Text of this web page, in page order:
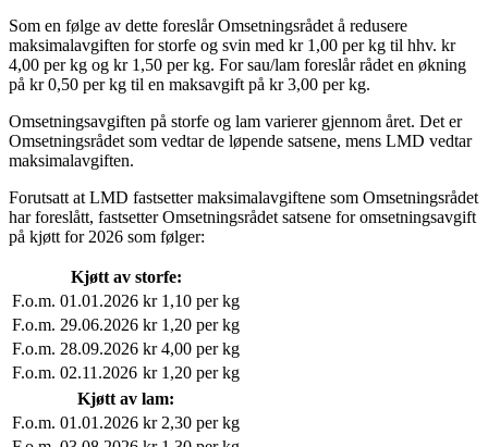
Som en følge av dette foreslår Omsetningsrådet å redusere
maksimalavgiften for storfe og svin med kr 1,00 per kg til hhv. kr
4,00 per kg og kr 1,50 per kg. For sau/lam foreslår rådet en økning
på kr 0,50 per kg til en maksavgift på kr 3,00 per kg.
Omsetningsavgiften på storfe og lam varierer gjennom året. Det er
Omsetningsrådet som vedtar de løpende satsene, mens LMD vedtar
maksimalavgiften.
Forutsatt at LMD fastsetter maksimalavgiftene som Omsetningsrådet
har foreslått, fastsetter Omsetningsrådet satsene for omsetningsavgift
på kjøtt for 2026 som følger:
Kjøtt av storfe:
F.o.m. 01.01.2026 kr 1,10 per kg
F.o.m. 29.06.2026 kr 1,20 per kg
F.o.m. 28.09.2026 kr 4,00 per kg
F.o.m. 02.11.2026 kr 1,20 per kg
Kjøtt av lam:
F.o.m. 01.01.2026 kr 2,30 per kg